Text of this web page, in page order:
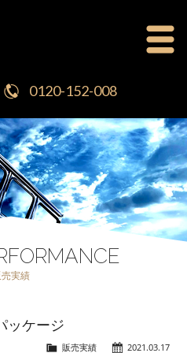
0120-152-008
OFFICIAL BLOG
CAR SALES
ORDER SALES
実績
ッケージ
2021.03.17
販売実績